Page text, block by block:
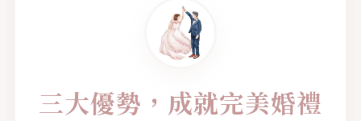
三大優勢，成就完美婚禮